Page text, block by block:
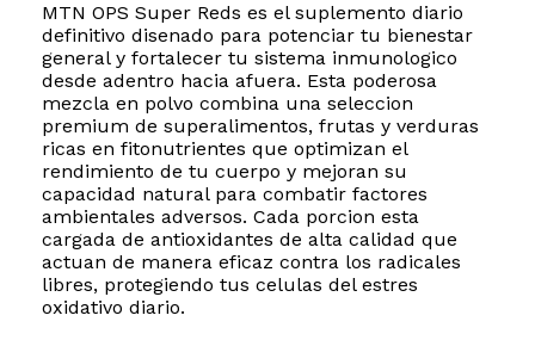
MTN OPS Super Reds es el suplemento diario
definitivo disenado para potenciar tu bienestar
general y fortalecer tu sistema inmunologico
desde adentro hacia afuera. Esta poderosa
mezcla en polvo combina una seleccion
premium de superalimentos, frutas y verduras
ricas en fitonutrientes que optimizan el
rendimiento de tu cuerpo y mejoran su
capacidad natural para combatir factores
ambientales adversos. Cada porcion esta
cargada de antioxidantes de alta calidad que
actuan de manera eficaz contra los radicales
libres, protegiendo tus celulas del estres
oxidativo diario.